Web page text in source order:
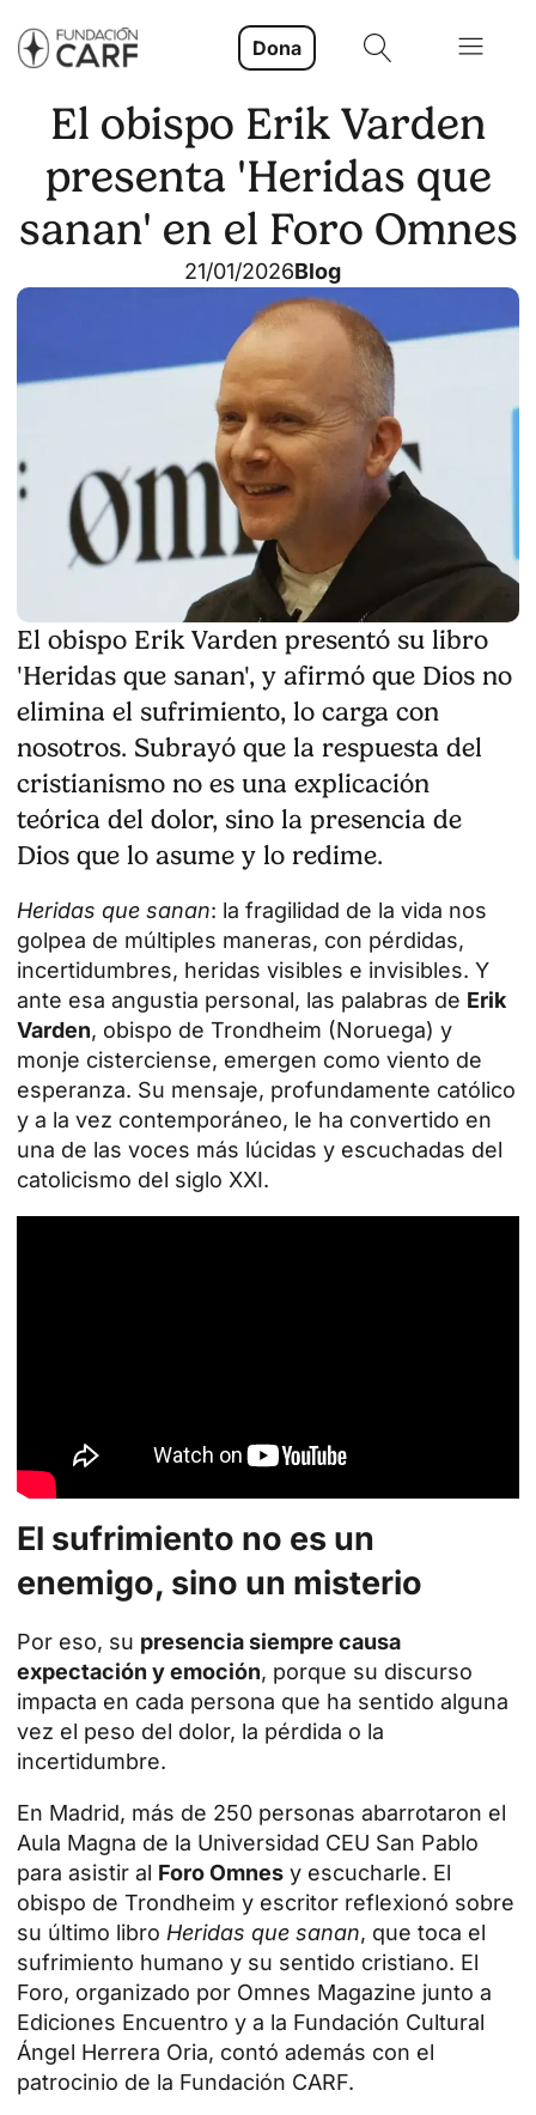
Dona
El obispo Erik Varden
presenta 'Heridas que
sanan' en el Foro Omnes
21/01/2026Blog
El obispo Erik Varden presentó su libro
'Heridas que sanan', y afirmó que Dios no
elimina el sufrimiento, lo carga con
nosotros. Subrayó que la respuesta del
cristianismo no es una explicación
teórica del dolor, sino la presencia de
Dios que lo asume y lo redime.
Heridas que sanan: la fragilidad de la vida nos
golpea de múltiples maneras, con pérdidas,
incertidumbres, heridas visibles e invisibles. Y
ante esa angustia personal, las palabras de Erik
Varden, obispo de Trondheim (Noruega) y
monje cisterciense, emergen como viento de
esperanza. Su mensaje, profundamente católico
y a la vez contemporáneo, le ha convertido en
una de las voces más lúcidas y escuchadas del
catolicismo del siglo XXI.
El sufrimiento no es un
enemigo, sino un misterio
Por eso, su presencia siempre causa
expectación y emoción, porque su discurso
impacta en cada persona que ha sentido alguna
vez el peso del dolor, la pérdida o la
incertidumbre.
En Madrid, más de 250 personas abarrotaron el
Aula Magna de la Universidad CEU San Pablo
para asistir al Foro Omnes y escucharle. El
obispo de Trondheim y escritor reflexionó sobre
su último libro Heridas que sanan, que toca el
sufrimiento humano y su sentido cristiano. El
Foro, organizado por Omnes Magazine junto a
Ediciones Encuentro y a la Fundación Cultural
Ángel Herrera Oria, contó además con el
patrocinio de la Fundación CARF.